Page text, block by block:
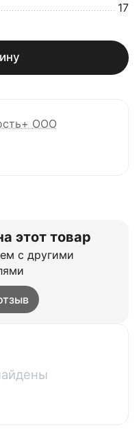
17
ООО
этот товар
с другими